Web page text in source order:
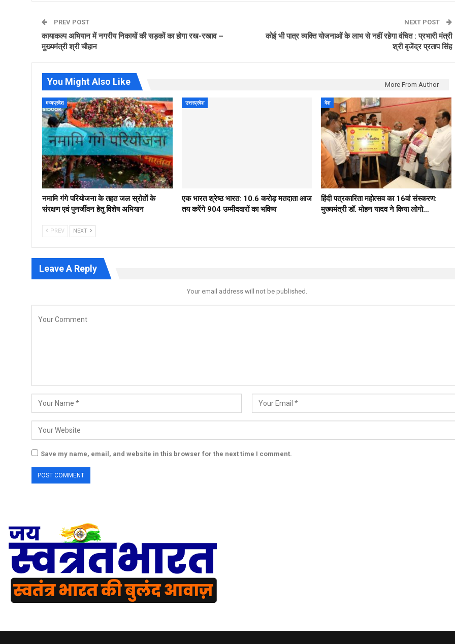
PREV POST
कायाकल्प अभियान में नगरीय निकायों की सड़कों का होगा रख-रखाव –
मुख्यमंत्री श्री चौहान
NEXT POST
कोई भी पात्र व्यक्ति योजनाओं के लाभ से नहीं रहेगा वंचित : प्रभारी मंत्री
श्री बृजेंद्र प्रताप सिंह
You Might Also Like More From Author
मध्यप्रदेश
नमामि गंगे परियोजना के तहत जल स्रोतों के
संरक्षण एवं पुनर्जीवन हेतु विशेष अभियान
उत्तरप्रदेश
एक भारत श्रेष्ठ भारत: 10.6 करोड़ मतदाता आज
तय करेंगे 904 उम्मीदवारों का भविष्य
देश
हिंदी पत्रकारिता महोत्सव का 16वां संस्करण:
मुख्यमंत्री डॉ. मोहन यादव ने किया लोगो…
PREV NEXT
Leave A Reply
Your email address will not be published.
Save my name, email, and website in this browser for the next time I comment.